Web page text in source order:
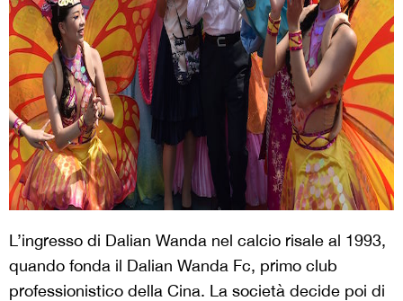
L’ingresso di Dalian Wanda nel calcio risale al 1993,
quando fonda il Dalian Wanda Fc, primo club
professionistico della Cina. La società decide poi di